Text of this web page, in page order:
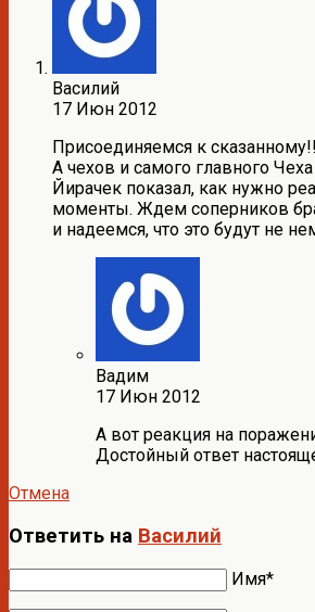
Василий
17 Июн 2012
Присоединяемся к
А чехов и самого главного
Йирачек показал, как нужно
моменты. Ждем соперников
и надеемся, что это будут не
Вадим
17 Июн 2012
А вот реакция на
Достойный ответ
Отмена
Ответить на Василий
Имя*